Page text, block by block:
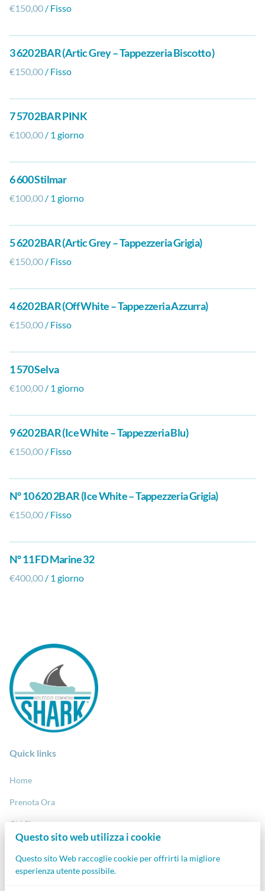
/
3 620 2BAR (Artic Grey – Tappezzeria Biscotto )
/
7 570 2BAR PINK
/
6 600 Stilmar
/
5 620 2BAR (Artic Grey – Tappezzeria Grigia)
/
4 620 2BAR (Off White – Tappezzeria Azzurra)
/
1 570 Selva
/
9 620 2BAR (Ice White – Tappezzeria Blu)
/
N° 10 620 2BAR (Ice White – Tappezzeria Grigia)
/
N° 11 FD Marine 32
/
Quick links
Home
Prenota Ora
Chi Siamo
Contatti
Diario del Mare
Questo sito web utilizza i cookie
Questo sito Web raccoglie cookie per offrirti la migliore
esperienza utente possibile.